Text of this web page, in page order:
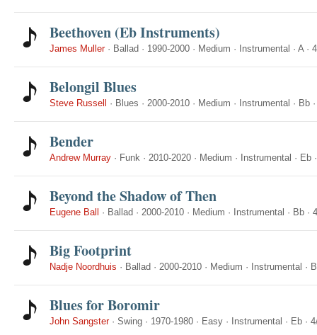
Beethoven (Eb Instruments)
James Muller· Ballad · 1990-2000 · Medium · Instrumental · A·
Belongil Blues
Steve Russell · Blues · 2000-2010 · Medium · Instrumental · Bb
Bender
Andrew Murray · Funk · 2010-2020 · Medium · Instrumental · Eb
Beyond the Shadow of Then
Eugene Ball · Ballad · 2000-2010 · Medium · Instrumental · Bb ·
Big Footprint
Nadje Noordhuis · Ballad · 2000-2010 · Medium · Instrumental ·
Blues for Boromir
John Sangster· Swing · 1970-1980 · Easy · Instrumental · Eb ·